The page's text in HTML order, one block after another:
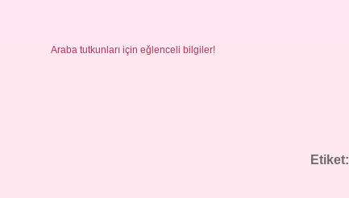
Araba tutkunları için eğlenceli bilgiler!
Etiket: